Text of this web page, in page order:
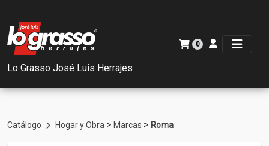
Lo Grasso José Luis Herrajes
0
Catálogo Hogar y Obra > Marcas > Roma